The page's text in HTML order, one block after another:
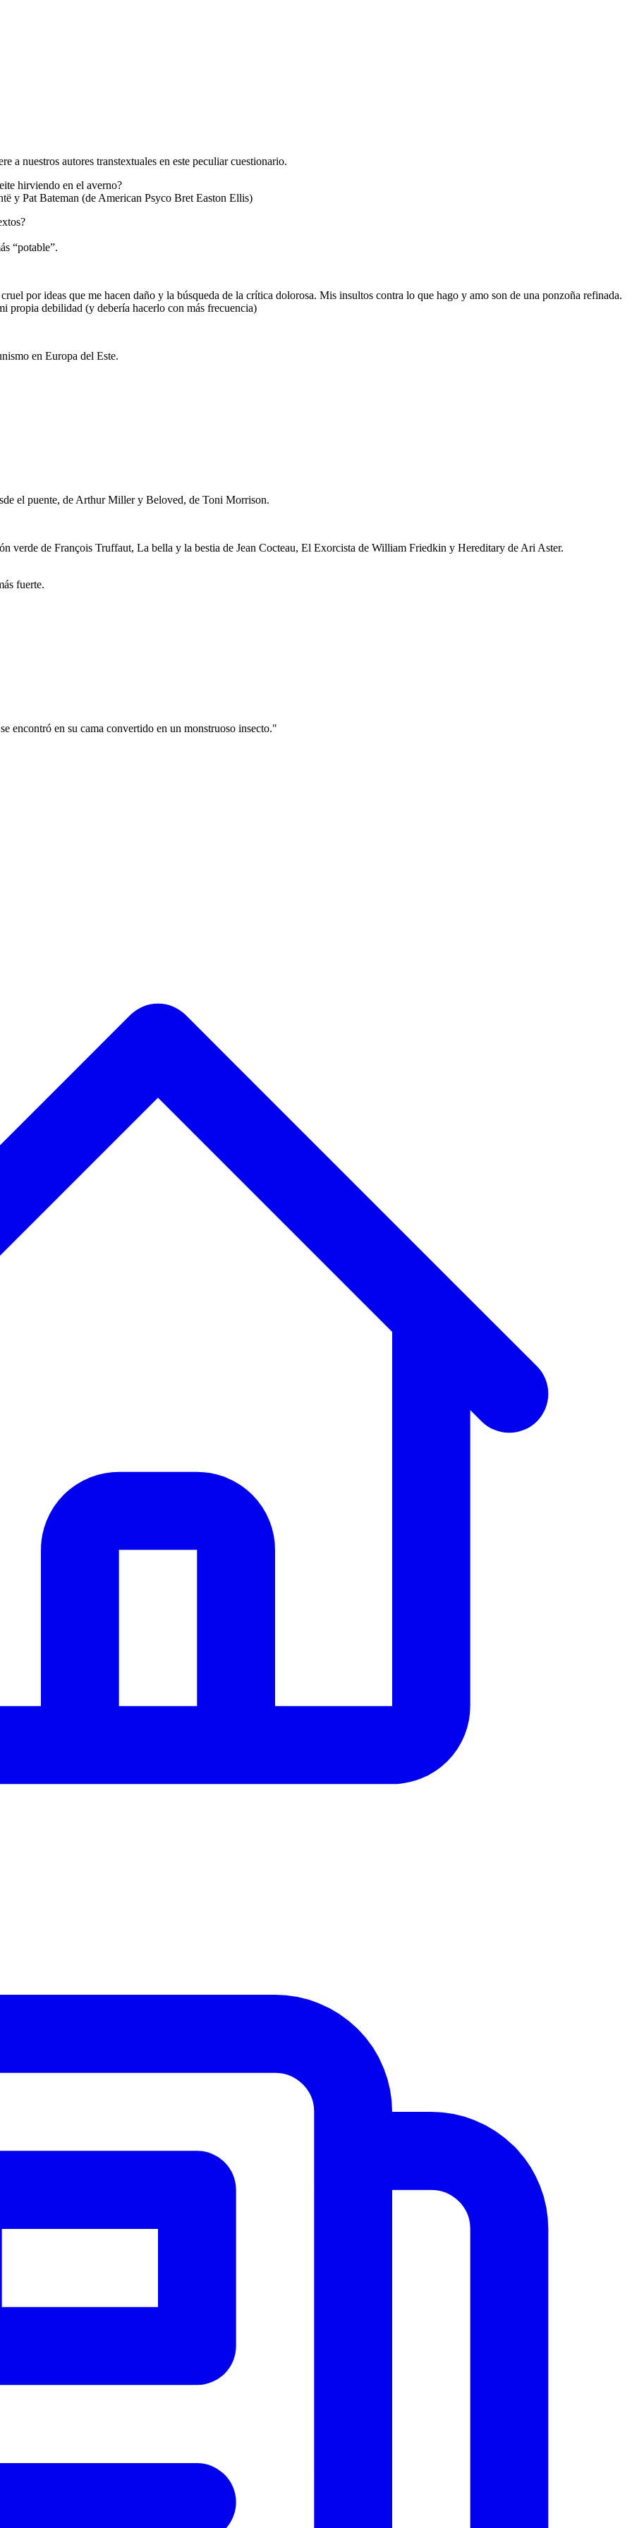
a nuestros autores transtextuales en este peculiar cuestionario.
hirviendo en el averno?
y Pat Bateman (de American Psyco Bret Easton Ellis)
“potable”.
por ideas que me hacen daño y la búsqueda de la crítica dolorosa. Mis insultos contra lo que hago y amo son de una ponzoña refinada.
propia debilidad (y debería hacerlo con más frecuencia)
en Europa del Este.
el puente, de Arthur Miller y Beloved, de Toni Morrison.
verde de François Truffaut, La bella y la bestia de Jean Cocteau, El Exorcista de William Friedkin y Hereditary de Ari Aster.
fuerte.
encontró en su cama convertido en un monstruoso insecto."